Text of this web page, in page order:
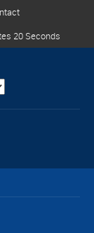
20 Seconds